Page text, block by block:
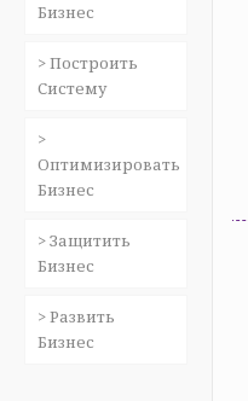
Бизнес
> Построить
Систему
>
Оптимизировать
Бизнес
> Защитить
Бизнес
> Развить
Бизнес